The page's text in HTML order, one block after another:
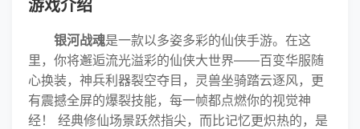
游戏介绍
银河战魂是一款以多姿多彩的仙侠手游。在这
里，你将邂逅流光溢彩的仙侠大世界——百变华服随
心换装，神兵利器裂空夺目，灵兽坐骑踏云逐风，更
有震撼全屏的爆裂技能，每一帧都点燃你的视觉神
经！ 经典修仙场景跃然指尖，而比记忆更炽热的，是